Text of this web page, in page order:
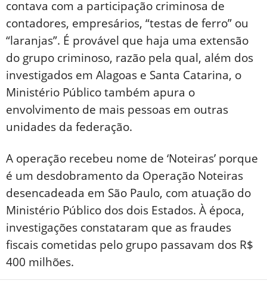
contava com a participação criminosa de
contadores, empresários, “testas de ferro” ou
“laranjas”. É provável que haja uma extensão
do grupo criminoso, razão pela qual, além dos
investigados em Alagoas e Santa Catarina, o
Ministério Público também apura o
envolvimento de mais pessoas em outras
unidades da federação.
A operação recebeu nome de ‘Noteiras’ porque
é um desdobramento da Operação Noteiras
desencadeada em São Paulo, com atuação do
Ministério Público dos dois Estados. À época,
investigações constataram que as fraudes
fiscais cometidas pelo grupo passavam dos R$
400 milhões.